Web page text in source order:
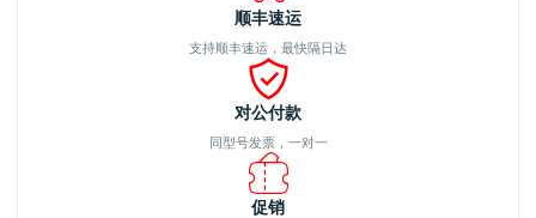
顺丰速运
支持顺丰速运，最快隔日达
对公付款
同型号发票，一对一
促销